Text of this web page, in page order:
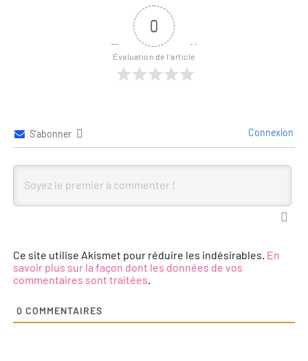
0
Évaluation de l'article
S’abonner Connexion
Ce site utilise Akismet pour réduire les indésirables. En
savoir plus sur la façon dont les données de vos
commentaires sont traitées.
0 COMMENTAIRES